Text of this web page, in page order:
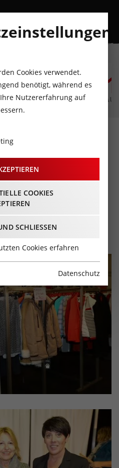
DI
11
AUGUST
MI
12
AUGUST
Cookies verwendet.
benötigt, während es
Nutzererfahrung auf
COOKIES
SCHLIESSEN
Cookies erfahren
Datenschutz